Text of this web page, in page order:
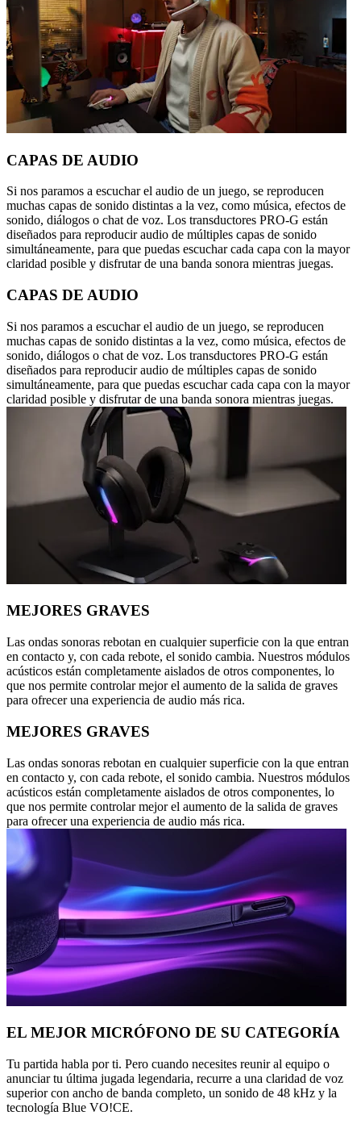
CAPAS DE AUDIO
Si nos paramos a escuchar el audio de un juego, se reproducen
muchas capas de sonido distintas a la vez, como música, efectos de
sonido, diálogos o chat de voz. Los transductores PRO-G están
diseñados para reproducir audio de múltiples capas de sonido
simultáneamente, para que puedas escuchar cada capa con la mayor
claridad posible y disfrutar de una banda sonora mientras juegas.
CAPAS DE AUDIO
Si nos paramos a escuchar el audio de un juego, se reproducen
muchas capas de sonido distintas a la vez, como música, efectos de
sonido, diálogos o chat de voz. Los transductores PRO-G están
diseñados para reproducir audio de múltiples capas de sonido
simultáneamente, para que puedas escuchar cada capa con la mayor
claridad posible y disfrutar de una banda sonora mientras juegas.
MEJORES GRAVES
Las ondas sonoras rebotan en cualquier superficie con la que entran
en contacto y, con cada rebote, el sonido cambia. Nuestros módulos
acústicos están completamente aislados de otros componentes, lo
que nos permite controlar mejor el aumento de la salida de graves
para ofrecer una experiencia de audio más rica.
MEJORES GRAVES
Las ondas sonoras rebotan en cualquier superficie con la que entran
en contacto y, con cada rebote, el sonido cambia. Nuestros módulos
acústicos están completamente aislados de otros componentes, lo
que nos permite controlar mejor el aumento de la salida de graves
para ofrecer una experiencia de audio más rica.
EL MEJOR MICRÓFONO DE SU CATEGORÍA
Tu partida habla por ti. Pero cuando necesites reunir al equipo o
anunciar tu última jugada legendaria, recurre a una claridad de voz
superior con ancho de banda completo, un sonido de 48 kHz y la
tecnología Blue VO!CE.